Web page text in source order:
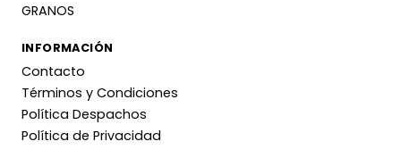
GRANOS
INFORMACIÓN
Contacto
Términos y Condiciones
Política Despachos
Política de Privacidad